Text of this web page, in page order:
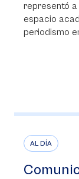
representó a
espacio
periodismo
AL DÍA